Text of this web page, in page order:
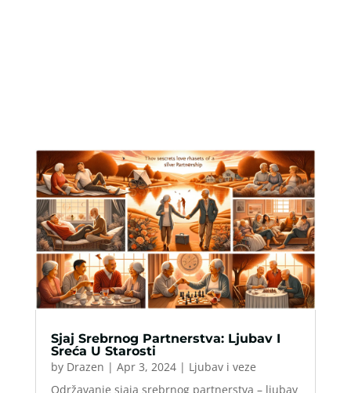
Sjaj Srebrnog Partnerstva: Ljubav I
Sreća U Starosti
by Drazen | Apr 3, 2024| Ljubav i veze
Održavanje sjaja srebrnog partnerstva – ljubav